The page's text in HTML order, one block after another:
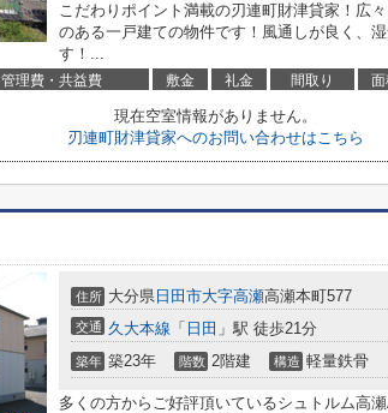
こだわりポイント満載の刃連町財津貸家！広
のある一戸建ての物件です！風通しが良く、
す！...
管理費・共益費 敷金 礼金 間取り
現在空室情報がありません。
刃連町財津貸家へのお問い合わせはこちら
住所 大分県 日田市大字高瀬高瀬本町577
交通 久大本線 「 日田 」駅 徒歩21分
築年 築23年 階数 2階建 構造 軽量鉄骨
多くの方からご好評頂いているシュトルム高